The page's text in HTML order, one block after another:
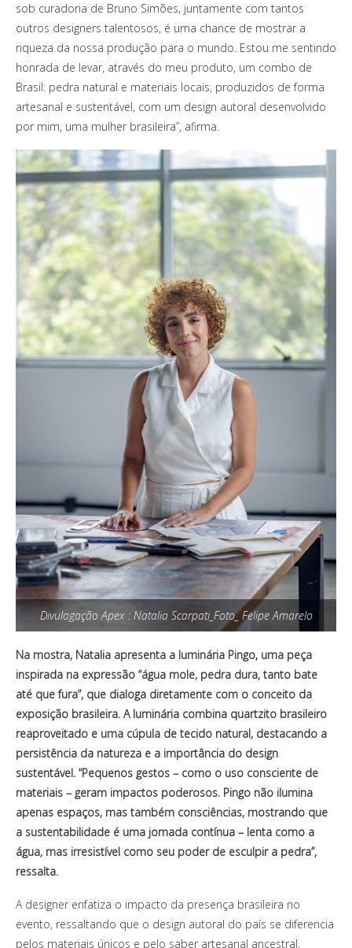
sob curadoria de Bruno Simões, juntamente com tantos
outros designers talentosos, é uma chance de mostrar a
riqueza da nossa produção para o mundo. Estou me sentindo
honrada de levar, através do meu produto, um combo de
Brasil: pedra natural e materiais locais, produzidos de forma
artesanal e sustentável, com um design autoral desenvolvido
por mim, uma mulher brasileira”, afirma.
Divulagação Apex : Natalia Scarpati_Foto_ Felipe Amarelo
Na mostra, Natalia apresenta a luminária Pingo, uma peça
inspirada na expressão “água mole, pedra dura, tanto bate
até que fura”, que dialoga diretamente com o conceito da
exposição brasileira. A luminária combina quartzito brasileiro
reaproveitado e uma cúpula de tecido natural, destacando a
persistência da natureza e a importância do design
sustentável. “Pequenos gestos – como o uso consciente de
materiais – geram impactos poderosos. Pingo não ilumina
apenas espaços, mas também consciências, mostrando que
a sustentabilidade é uma jornada contínua – lenta como a
água, mas irresistível como seu poder de esculpir a pedra”,
ressalta.
A designer enfatiza o impacto da presença brasileira no
evento, ressaltando que o design autoral do país se diferencia
pelos materiais únicos e pelo saber artesanal ancestral.